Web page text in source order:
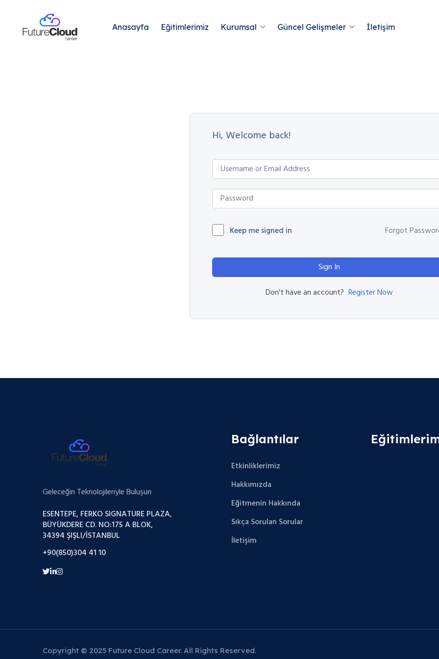
Anasayfa Eğitimlerimiz Kurumsal Güncel Gelişmeler İletişim
Hi, Welcome back!
Keep me signed in Forgot
Sign In
Don't have an account? Register Now
Geleceğin Teknolojileriyle Buluşun
ESENTEPE, FERKO SIGNATURE PLAZA,
BÜYÜKDERE CD. NO:175 A BLOK,
34394 ŞIŞLI/İSTANBUL
+90(850)304 41 10
Bağlantılar
Etkinliklerimiz
Hakkımızda
Eğitmenin Hakkında
Sıkça Sorulan Sorular
İletişim
Copyright © 2025 Future Cloud Career. All Rights Reserved.